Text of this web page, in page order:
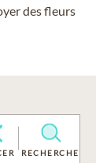
des fleurs
RECHERCHE